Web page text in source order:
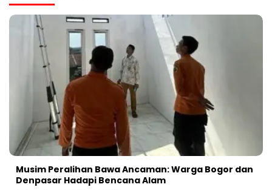
Musim Peralihan Bawa Ancaman: Warga Bogor dan
Denpasar Hadapi Bencana Alam